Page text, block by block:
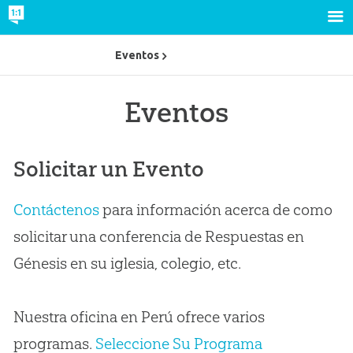
Eventos
Solicitar un Evento
Contáctenospara información acerca de como
solicitar una conferencia de Respuestas en
Génesis en su iglesia, colegio, etc.
Nuestra oficina en Perú ofrece varios
programas. Seleccione Su Programa
Eventos